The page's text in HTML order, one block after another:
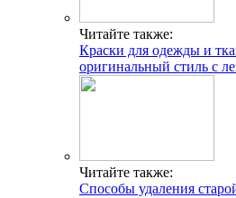
Читайте также:
Краски для одежды и
оригинальный стиль с
Читайте также:
Способы удаления